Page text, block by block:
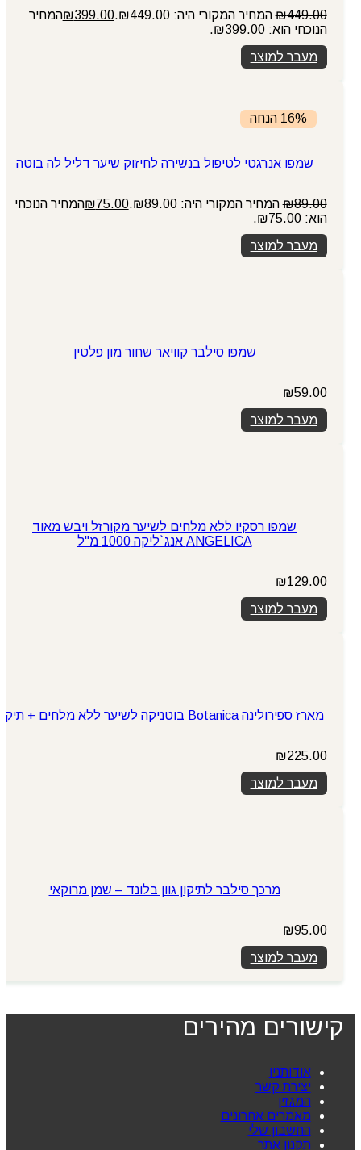
₪449.00 המחיר המקורי היה: ₪449.00. ₪399.00
המחיר
הנוכחי הוא: ₪399.00.
מעבר למוצר
16% הנחה
שמפו אנרגטי לטיפול בנשירה לחיזוק שיער דליל לה בוטה
₪89.00 המחיר המקורי היה: ₪89.00. ₪75.00
המחיר הנוכחי
הוא: ₪75.00.
מעבר למוצר
שמפו סילבר קוויאר שחור מון פלטין
₪59.00
מעבר למוצר
שמפו רסקיו ללא מלחים לשיער מקורזל ויבש מאוד
ANGELICA אנג`ליקה 1000 מ"ל
₪129.00
מעבר למוצר
מארז ספירולינה Botanica בוטניקה לשיער ללא מלחים + תיק
₪225.00
מעבר למוצר
מרכך סילבר לתיקון גוון בלונד – שמן מרוקאי
₪95.00
מעבר למוצר
קישורים מהירים
אודותניו
יצירת קשר
המגזין
מאמרים אחרונים
החשבון שלי
תקנון אתר